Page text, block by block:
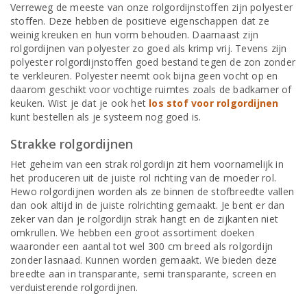
Verreweg de meeste van onze rolgordijnstoffen zijn polyester
stoffen. Deze hebben de positieve eigenschappen dat ze
weinig kreuken en hun vorm behouden. Daarnaast zijn
rolgordijnen van polyester zo goed als krimp vrij. Tevens zijn
polyester rolgordijnstoffen goed bestand tegen de zon zonder
te verkleuren. Polyester neemt ook bijna geen vocht op en
daarom geschikt voor vochtige ruimtes zoals de badkamer of
keuken. Wist je dat je ook het los stof voor rolgordijnen
kunt bestellen als je systeem nog goed is.
Strakke rolgordijnen
Het geheim van een strak rolgordijn zit hem voornamelijk in
het produceren uit de juiste rol richting van de moeder rol.
Hewo rolgordijnen worden als ze binnen de stofbreedte vallen
dan ook altijd in de juiste rolrichting gemaakt. Je bent er dan
zeker van dan je rolgordijn strak hangt en de zijkanten niet
omkrullen. We hebben een groot assortiment doeken
waaronder een aantal tot wel 300 cm breed als rolgordijn
zonder lasnaad. Kunnen worden gemaakt. We bieden deze
breedte aan in transparante, semi transparante, screen en
verduisterende rolgordijnen.